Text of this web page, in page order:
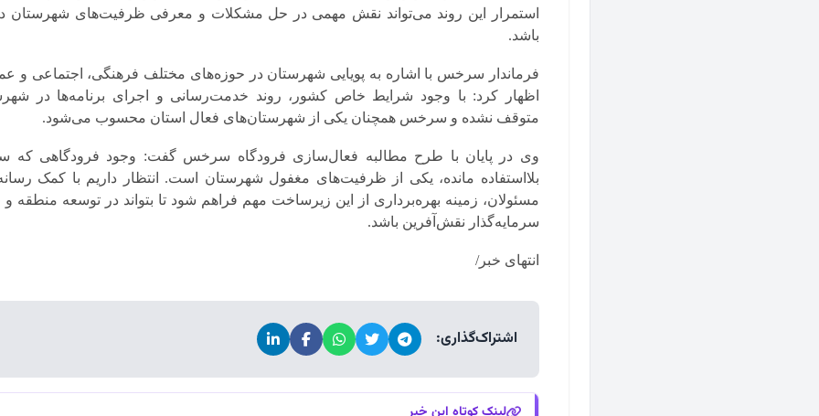
استمرار این روند می‌تواند نقش مهمی در حل مشکلات و معرفی ظرفیت‌های شهرستان
باشد.
فرماندار سرخس با اشاره به پویایی شهرستان در حوزه‌های مختلف فرهنگی، اجتماعی و
اظهار کرد: با وجود شرایط خاص کشور، روند خدمت‌رسانی و اجرای برنامه‌ها در
متوقف نشده و سرخس همچنان یکی از شهرستان‌های فعال استان محسوب می‌شود.
وی در پایان با طرح مطالبه فعال‌سازی فرودگاه سرخس گفت: وجود فرودگاهی که
بلااستفاده مانده، یکی از ظرفیت‌های مغفول شهرستان است. انتظار داریم با کمک
مسئولان، زمینه بهره‌برداری از این زیرساخت مهم فراهم شود تا بتواند در توسعه منطقه
سرمایه‌گذار نقش‌آفرین باشد.
انتهای خبر/
اشتراک‌گذاری: